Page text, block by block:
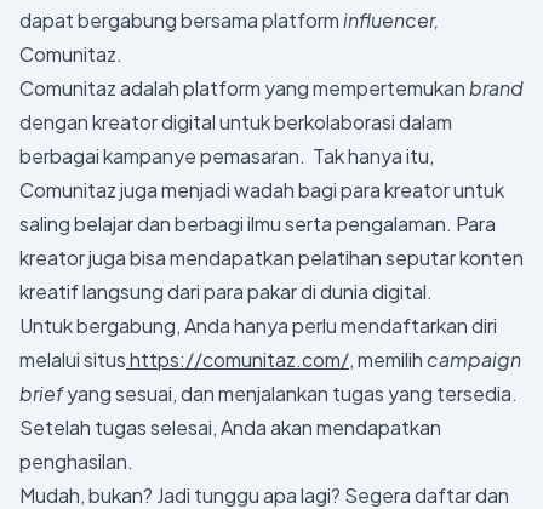
dapat bergabung bersama platforminfluencer,
Comunitaz.
Comunitaz adalah platform yang mempertemukanbrand
dengan kreator digital untuk berkolaborasi dalam
berbagai kampanye pemasaran. Tak hanya itu,
Comunitaz juga menjadi wadah bagi para kreator untuk
saling belajar dan berbagi ilmu serta pengalaman. Para
kreator juga bisa mendapatkan pelatihan seputar konten
kreatif langsung dari para pakar di dunia digital.
Untuk bergabung, Anda hanya perlu mendaftarkan diri
melalui situshttps://comunitaz.com/, memilih campaign
briefyang sesuai, dan menjalankan tugas yang tersedia.
Setelah tugas selesai, Anda akan mendapatkan
penghasilan.
Mudah, bukan? Jadi tunggu apa lagi? Segera daftar dan